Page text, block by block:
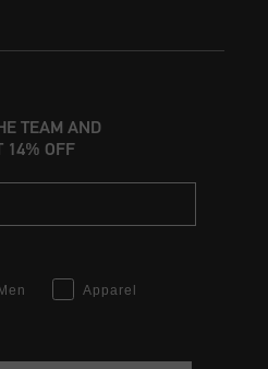
TEAM AND
14% OFF
Men
Apparel